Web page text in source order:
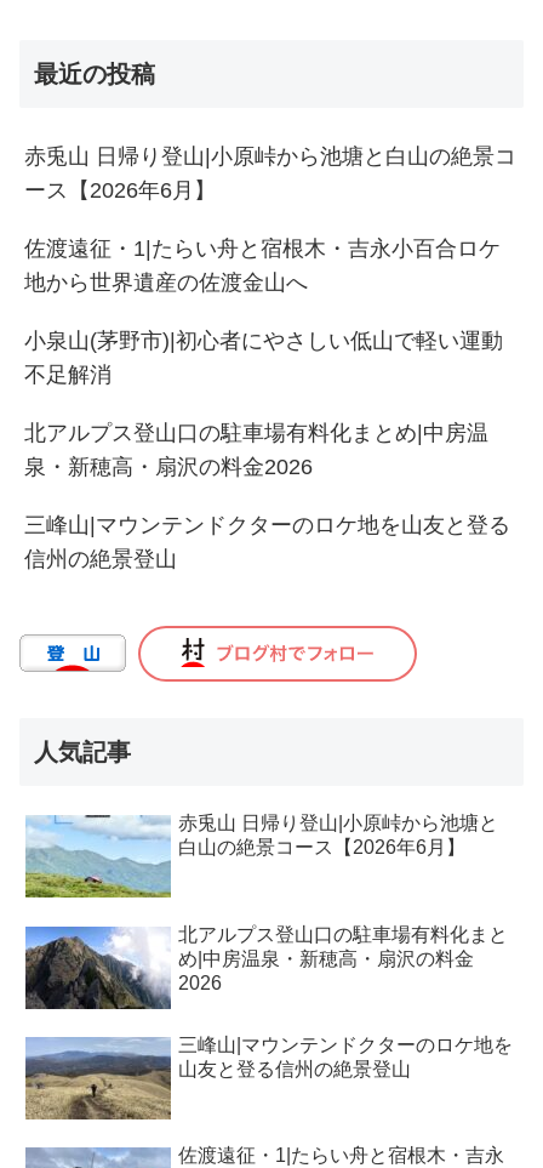
最近の投稿
赤兎山 日帰り登山|小原峠から池塘と白山の絶景コ
ース【2026年6月】
佐渡遠征・1|たらい舟と宿根木・吉永小百合ロケ
地から世界遺産の佐渡金山へ
小泉山(茅野市)|初心者にやさしい低山で軽い運動
不足解消
北アルプス登山口の駐車場有料化まとめ|中房温
泉・新穂高・扇沢の料金2026
三峰山|マウンテンドクターのロケ地を山友と登る
信州の絶景登山
人気記事
赤兎山 日帰り登山|小原峠から池塘と
白山の絶景コース【2026年6月】
北アルプス登山口の駐車場有料化まと
め|中房温泉・新穂高・扇沢の料金
2026
三峰山|マウンテンドクターのロケ地を
山友と登る信州の絶景登山
佐渡遠征・1|たらい舟と宿根木・吉永